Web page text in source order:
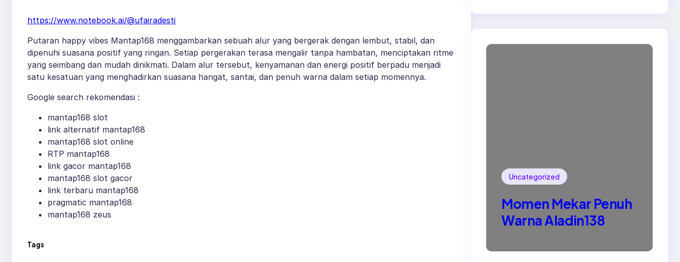
https://www.notebook.ai/@ufairadesti
Putaran happy vibes Mantap168 menggambarkan sebuah alur yang bergerak dengan lembut, stabil, dan
dipenuhi suasana positif yang ringan. Setiap pergerakan terasa mengalir tanpa hambatan, menciptakan ritme
yang seimbang dan mudah dinikmati. Dalam alur tersebut, kenyamanan dan energi positif berpadu menjadi
satu kesatuan yang menghadirkan suasana hangat, santai, dan penuh warna dalam setiap momennya.
Google search rekomendasi :
mantap168 slot
link alternatif mantap168
mantap168 slot online
RTP mantap168
link gacor mantap168
mantap168 slot gacor
link terbaru mantap168
pragmatic mantap168
mantap168 zeus
Tags
Uncategorized
Momen Mekar Penuh
Warna Aladin138